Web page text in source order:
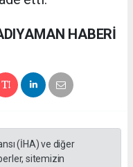
HABERİ
(İHA) ve diğer
sitemizin